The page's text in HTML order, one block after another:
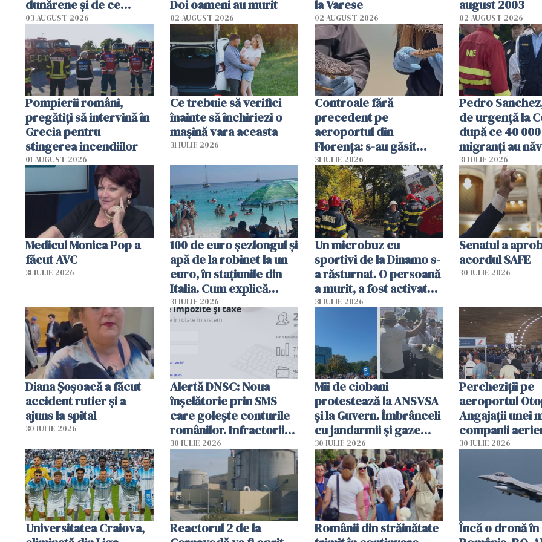
dunărene și de ce
România resimte
efectele, deși a plouat
în iulie
03 AUGUST 2026
Doi oameni au murit
02 AUGUST 2026
la Varese
02 AUGUST 2026
august 2003
02 AUGUST 2026
Pompierii români,
pregătiţi să intervină în
Grecia pentru
stingerea incendiilor
01 AUGUST 2026
Ce trebuie să verifici
înainte să închiriezi o
mașină vara aceasta
31 IULIE 2026
Controale fără
precedent pe
aeroportul din
Florența: s-au găsit
capete de aligator și o
sumă imensă de bani
31 IULIE 2026
Pedro
de urgență la
după ce 40
migranți au
teritoriul
mobiliza toate
resursele"
31 IULIE 2026
Medicul Monica Pop a
făcut AVC
31 IULIE 2026
100 de euro șezlongul și
apă de la robinet la un
euro, în stațiunile din
Italia. Cum explică
autoritățile
31 IULIE 2026
Un microbuz cu
sportivi de la Dinamo s-
a răsturnat. O persoană
a murit, a fost activat
planul roșu de
31 IULIE 2026
Senatul a
acordul SAFE
30 IULIE 2026
Diana Șoșoacă a făcut
accident rutier și a
ajuns la spital
30 IULIE 2026
Alertă DNSC: Noua
înșelătorie prin SMS
care golește conturile
românilor. Infractorii
folosesc numele
Ghișeul.ro și al Poliției
Române
30 IULIE 2026
Mii de ciobani
protestează la ANSVSA
și la Guvern. Îmbrânceli
cu jandarmii și gaze
lacrimogene
30 IULIE 2026
Percheziții pe
aeroportul
Angajații unei
companii
parfumuri,
vânzării
30 IULIE 2026
Universitatea Craiova,
Reactorul 2 de la
Românii din străinătate
Încă o dronă în